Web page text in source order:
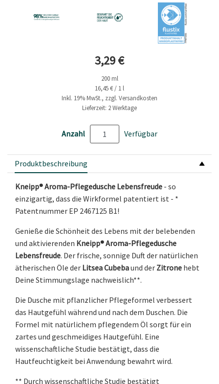
Aktueller Preis
3,29 €
200 ml
16,45 € / 1 l
Inkl. 19% MwSt., zzgl. Versandkosten
Lieferzeit: 2 Werktage
Anzahl Verfügbar
Produktbeschreibung
Kneipp® Aroma-Pflegedusche Lebensfreude - so
einzigartig, dass die Wirkformel patentiert ist - *
Patentnummer EP 2467125 B1!
Genieße die Schönheit des Lebens mit der belebenden
und aktivierenden Kneipp® Aroma-Pflegedusche
Lebensfreude. Der frische, sonnige Duft der natürlichen
ätherischen Öle der Litsea Cubebaund der Zitrone hebt
Deine Stimmungslage nachweislich**.
Die Dusche mit pflanzlicher Pflegeformel verbessert
das Hautgefühl während und nach dem Duschen. Die
Formel mit natürlichem pflegendem Öl sorgt für ein
zartes und geschmeidiges Hautgefühl. Eine
wissenschaftliche Studie bestätigt, dass die
Hautfeuchtigkeit bei Anwendung bewahrt wird.
** Durch wissenschaftliche Studie bestätigt